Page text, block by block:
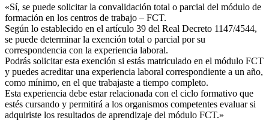
«Sí, se puede solicitar la convalidación total o parcial del módulo de
formación en los centros de trabajo – FCT.
Según lo establecido en el artículo 39 del Real Decreto 1147/4544,
se puede determinar la exención total o parcial por su
correspondencia con la experiencia laboral.
Podrás solicitar esta exención si estás matriculado en el módulo FCT
y puedes acreditar una experiencia laboral correspondiente a un año,
como mínimo, en el que trabajaste a tiempo completo.
Esta experiencia debe estar relacionada con el ciclo formativo que
estés cursando y permitirá a los organismos competentes evaluar si
adquiriste los resultados de aprendizaje del módulo FCT.»